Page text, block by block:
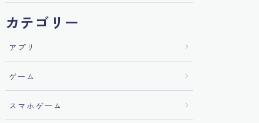
カテゴリー
アプリ
ゲーム
スマホゲーム